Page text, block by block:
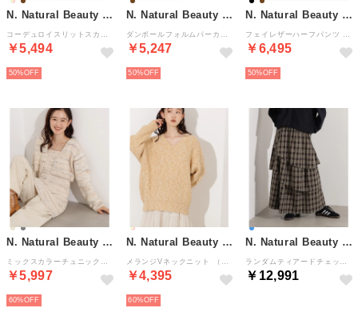
N. Natural Beauty Basic*
￥5,494
50%
N. Natural Beauty Basic*
￥5,247
50%
N. Natural Beauty Basic*
￥6,495
50%
N. Natural Beauty Basic*
￥5,997
60%
N. Natural Beauty Basic*
￥4,395
60%
N. Natural Beauty Basic*
￥12,991